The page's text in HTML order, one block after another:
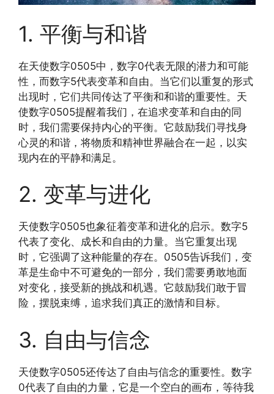
1. 平衡与和谐
在天使数字0505中，数字0代表无限的潜力和可能
性，而数字5代表变革和自由。当它们以重复的形式
出现时，它们共同传达了平衡和和谐的重要性。天
使数字0505提醒着我们，在追求变革和自由的同
时，我们需要保持内心的平衡。它鼓励我们寻找身
心灵的和谐，将物质和精神世界融合在一起，以实
现内在的平静和满足。
2. 变革与进化
天使数字0505也象征着变革和进化的启示。数字5
代表了变化、成长和自由的力量。当它重复出现
时，它强调了这种能量的存在。0505告诉我们，变
革是生命中不可避免的一部分，我们需要勇敢地面
对变化，接受新的挑战和机遇。它鼓励我们敢于冒
险，摆脱束缚，追求我们真正的激情和目标。
3. 自由与信念
天使数字0505还传达了自由与信念的重要性。数字
0代表了自由的力量，它是一个空白的画布，等待我